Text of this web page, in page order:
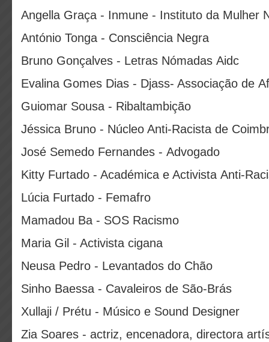
Angella Graça - Inmune - Instituto da Mulher
António Tonga - Consciência Negra
Bruno Gonçalves - Letras Nómadas Aidc
Evalina Gomes Dias - Djass- Associação de
Guiomar Sousa - Ribaltambição
Jéssica Bruno - Núcleo Anti-Racista de
José Semedo Fernandes - Advogado
Kitty Furtado - Académica e Activista Anti-
Lúcia Furtado - Femafro
Mamadou Ba - SOS Racismo
Maria Gil - Activista cigana
Neusa Pedro - Levantados do Chão
Sinho Baessa - Cavaleiros de São-Brás
Xullaji / Prétu - Músico e Sound Designer
Zia Soares - actriz, encenadora, directora